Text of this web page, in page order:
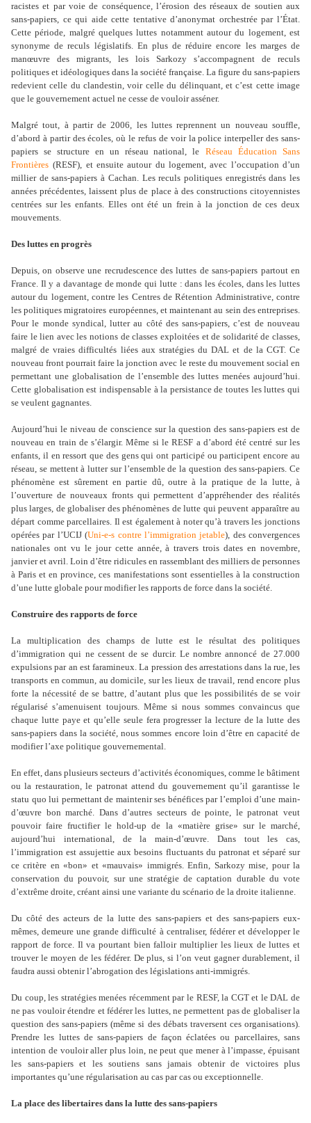
racistes et par voie de conséquence, l’érosion des réseaux de soutien aux
sans-papiers, ce qui aide cette tentative d’anonymat orchestrée par l’État.
Cette période, malgré quelques luttes notamment autour du logement, est
synonyme de reculs législatifs. En plus de réduire encore les marges de
manœuvre des migrants, les lois Sarkozy s’accompagnent de reculs
politiques et idéologiques dans la société française. La figure du sans-papiers
redevient celle du clandestin, voir celle du délinquant, et c’est cette image
que le gouvernement actuel ne cesse de vouloir asséner.
Malgré tout, à partir de 2006, les luttes reprennent un nouveau souffle,
d’abord à partir des écoles, où le refus de voir la police interpeller des sans-
papiers se structure en un réseau national, le
Réseau Éducation Sans
Frontières (RESF), et ensuite autour du logement, avec l’occupation d’un
millier de sans-papiers à Cachan. Les reculs politiques enregistrés dans les
années précédentes, laissent plus de place à des constructions citoyennistes
centrées sur les enfants. Elles ont été un frein à la jonction de ces deux
mouvements.
Des luttes en progrès
Depuis, on observe une recrudescence des luttes de sans-papiers partout en
France. Il y a davantage de monde qui lutte : dans les écoles, dans les luttes
autour du logement, contre les Centres de Rétention Administrative, contre
les politiques migratoires européennes, et maintenant au sein des entreprises.
Pour le monde syndical, lutter au côté des sans-papiers, c’est de nouveau
faire le lien avec les notions de classes exploitées et de solidarité de classes,
malgré de vraies difficultés liées aux stratégies du DAL et de la CGT. Ce
nouveau front pourrait faire la jonction avec le reste du mouvement social en
permettant une globalisation de l’ensemble des luttes menées aujourd’hui.
Cette globalisation est indispensable à la persistance de toutes les luttes qui
se veulent gagnantes.
Aujourd’hui le niveau de conscience sur la question des sans-papiers est de
nouveau en train de s’élargir. Même si le RESF a d’abord été centré sur les
enfants, il en ressort que des gens qui ont participé ou participent encore au
réseau, se mettent à lutter sur l’ensemble de la question des sans-papiers. Ce
phénomène est sûrement en partie dû, outre à la pratique de la lutte, à
l’ouverture de nouveaux fronts qui permettent d’appréhender des réalités
plus larges, de globaliser des phénomènes de lutte qui peuvent apparaître au
départ comme parcellaires. Il est également à noter qu’à travers les jonctions
opérées par l’UCIJ (Uni-e-s contre l’immigration jetable), des convergences
nationales ont vu le jour cette année, à travers trois dates en novembre,
janvier et avril. Loin d’être ridicules en rassemblant des milliers de personnes
à Paris et en province, ces manifestations sont essentielles à la construction
d’une lutte globale pour modifier les rapports de force dans la société.
Construire des rapports de force
La multiplication des champs de lutte est le résultat des politiques
d’immigration qui ne cessent de se durcir. Le nombre annoncé de 27.000
expulsions par an est faramineux. La pression des arrestations dans la rue, les
transports en commun, au domicile, sur les lieux de travail, rend encore plus
forte la nécessité de se battre, d’autant plus que les possibilités de se voir
régularisé s’amenuisent toujours. Même si nous sommes convaincus que
chaque lutte paye et qu’elle seule fera progresser la lecture de la lutte des
sans-papiers dans la société, nous sommes encore loin d’être en capacité de
modifier l’axe politique gouvernemental.
En effet, dans plusieurs secteurs d’activités économiques, comme le bâtiment
ou la restauration, le patronat attend du gouvernement qu’il garantisse le
statu quo lui permettant de maintenir ses bénéfices par l’emploi d’une main-
d’œuvre bon marché. Dans d’autres secteurs de pointe, le patronat veut
pouvoir faire fructifier le hold-up de la «matière grise» sur le marché,
aujourd’hui international, de la main-d’œuvre. Dans tout les cas,
l’immigration est assujettie aux besoins fluctuants du patronat et séparé sur
ce critère en «bon» et «mauvais» immigrés. Enfin, Sarkozy mise, pour la
conservation du pouvoir, sur une stratégie de captation durable du vote
d’extrême droite, créant ainsi une variante du scénario de la droite italienne.
Du côté des acteurs de la lutte des sans-papiers et des sans-papiers eux-
mêmes, demeure une grande difficulté à centraliser, fédérer et développer le
rapport de force. Il va pourtant bien falloir multiplier les lieux de luttes et
trouver le moyen de les fédérer. De plus, si l’on veut gagner durablement, il
faudra aussi obtenir l’abrogation des législations anti-immigrés.
Du coup, les stratégies menées récemment par le RESF, la CGT et le DAL de
ne pas vouloir étendre et fédérer les luttes, ne permettent pas de globaliser la
question des sans-papiers (même si des débats traversent ces organisations).
Prendre les luttes de sans-papiers de façon éclatées ou parcellaires, sans
intention de vouloir aller plus loin, ne peut que mener à l’impasse, épuisant
les sans-papiers et les soutiens sans jamais obtenir de victoires plus
importantes qu’une régularisation au cas par cas ou exceptionnelle.
La place des libertaires dans la lutte des sans-papiers